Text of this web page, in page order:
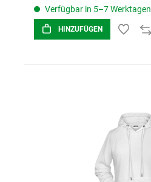
Verfügbar in 5–7 Werktagen
HINZUFÜGEN